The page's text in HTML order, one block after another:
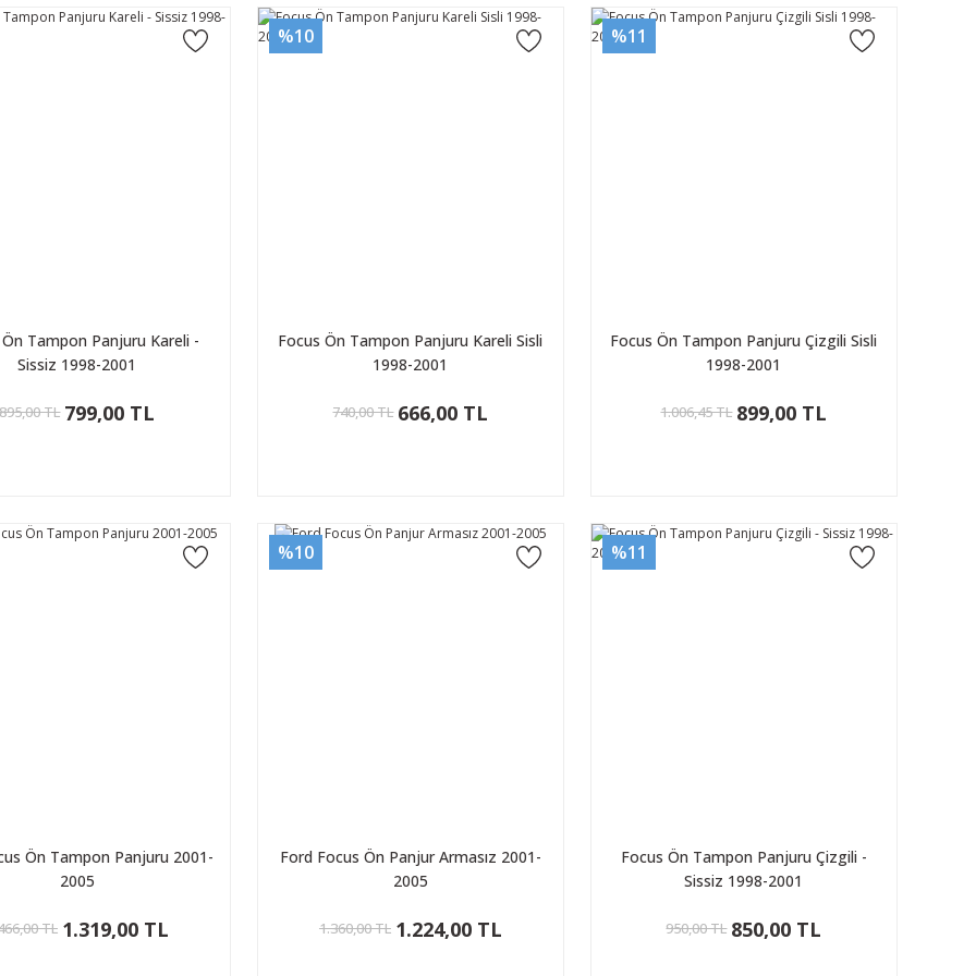
Tampon Panjuru Kareli -
Sissiz 1998-2001
895,00 TL 799,00 TL
%10
Focus Ön Tampon Panjuru Kareli Sisli
1998-2001
740,00 TL 666,00 TL
%11
Focus Ön Tampon Panjuru Çizgili Sisli
1998-2001
1.006,45 TL 899,00 TL
Ön Tampon Panjuru 2001-
2005
TL 1.319,00 TL
%10
Ford Focus Ön Panjur Armasız 2001-
2005
1.360,00 TL 1.224,00 TL
%11
Focus Ön Tampon Panjuru Çizgili -
Sissiz 1998-2001
950,00 TL 850,00 TL